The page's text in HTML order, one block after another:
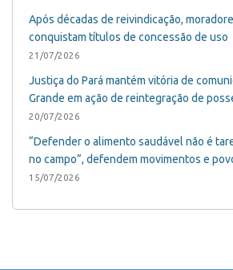
Após décadas de reivindicação,
conquistam títulos de concessão de uso
21/07/2026
Justiça do Pará mantém vitória de
Grande em ação de reintegração de
20/07/2026
“Defender o alimento saudável não é
no campo”, defendem movimentos e
15/07/2026